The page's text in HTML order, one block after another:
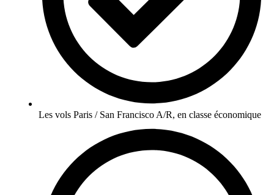
Les vols Paris / San Francisco A/R, en classe économique